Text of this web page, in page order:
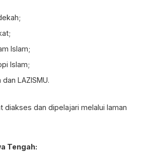
Islam;
Islam;
LAZISMU.
diakses dan dipelajari melalui laman
Tengah: